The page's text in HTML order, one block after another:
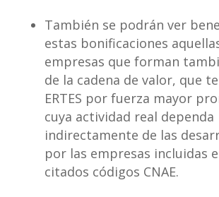
También se podrán ver
estas bonificaciones
empresas que forman
de la cadena de valor, que
ERTES por fuerza mayor
cuya actividad real dependa
indirectamente de las
por las empresas incluidas
citados códigos CNAE.